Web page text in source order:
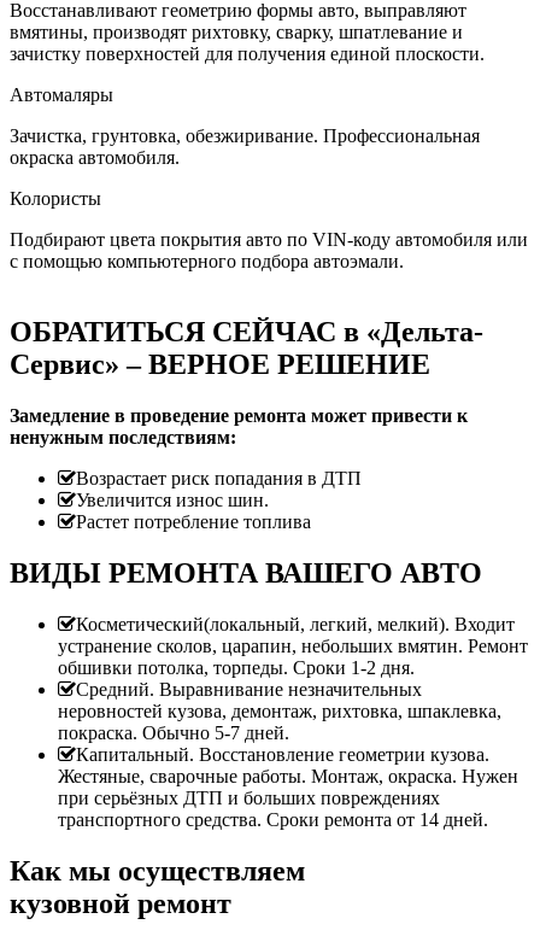
Восстанавливают геометрию формы авто, выправляют
вмятины, производят рихтовку, сварку, шпатлевание и
зачистку поверхностей для получения единой плоскости.
Автомаляры
Зачистка, грунтовка, обезжиривание. Профессиональная
окраска автомобиля.
Колористы
Подбирают цвета покрытия авто по VIN-коду автомобиля или
с помощью компьютерного подбора автоэмали.
ОБРАТИТЬСЯ СЕЙЧАС в «Дельта-
Сервис» – ВЕРНОЕ РЕШЕНИЕ
Замедление в проведение ремонта может привести к
ненужным последствиям:
Возрастает риск попадания в ДТП
Увеличится износ шин.
Растет потребление топлива
ВИДЫ РЕМОНТА ВАШЕГО АВТО
Косметический(локальный, легкий, мелкий). Входит
устранение сколов, царапин, небольших вмятин. Ремонт
обшивки потолка, торпеды. Сроки 1-2 дня.
Средний. Выравнивание незначительных
неровностей кузова, демонтаж, рихтовка, шпаклевка,
покраска. Обычно 5-7 дней.
Капитальный. Восстановление геометрии кузова.
Жестяные, сварочные работы. Монтаж, окраска. Нужен
при серьёзных ДТП и больших повреждениях
транспортного средства. Сроки ремонта от 14 дней.
Как мы осуществляем
кузовной ремонт